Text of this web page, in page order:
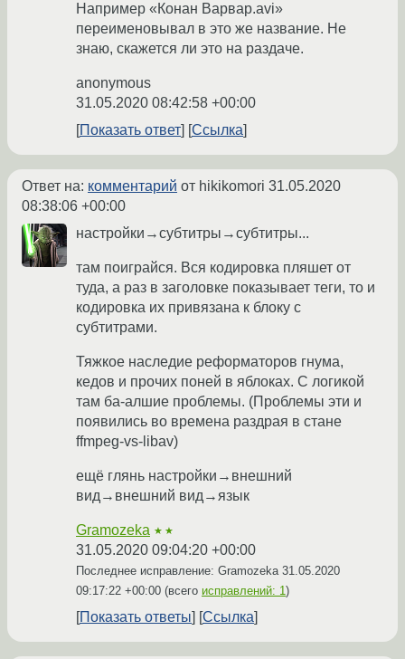
Например «Конан Варвар.avi»
переименовывал в это же название. Не
знаю, скажется ли это на раздаче.
anonymous
31.05.2020 08:42:58 +00:00
Показать ответ
Ссылка
Ответ на: комментарий от hikikomori 31.05.2020
08:38:06 +00:00
настройки→субтитры→субтитры...
там поиграйся. Вся кодировка пляшет от
туда, а раз в заголовке показывает теги, то и
кодировка их привязана к блоку с
субтитрами.
Тяжкое наследие реформаторов гнума,
кедов и прочих поней в яблоках. С логикой
там ба-алшие проблемы. (Проблемы эти и
появились во времена раздрая в стане
ffmpeg-vs-libav)
ещё глянь настройки→внешний
вид→внешний вид→язык
Gramozeka ★★
31.05.2020 09:04:20 +00:00
Последнее исправление: Gramozeka 31.05.2020
09:17:22 +00:00 (всего исправлений: 1)
Показать ответы Ссылка